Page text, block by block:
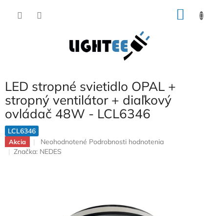
LED stropné svietidlo OPAL +
stropný ventilátor + diaľkový
ovládač 48W - LCL6346
LCL6346
Akcia
Priemerné
hodnotenie
Neohodnotené Podrobnosti hodnotenia
Značka: NEDES